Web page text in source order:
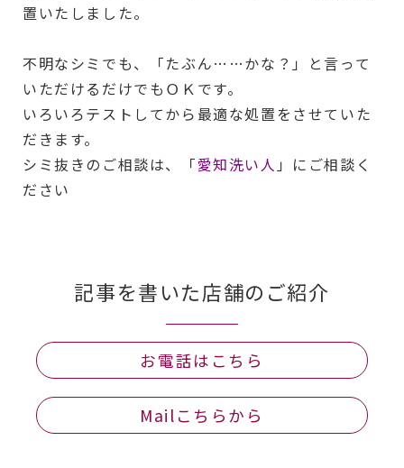
置いたしました。
不明なシミでも、「たぶん……かな？」と言って
いただけるだけでもＯＫです。
いろいろテストしてから最適な処置をさせていた
だきます。
シミ抜きのご相談は、「愛知洗い人 」にご相談く
ださい
記事を書いた店舗のご紹介
お電話はこちら
Mailこちらから